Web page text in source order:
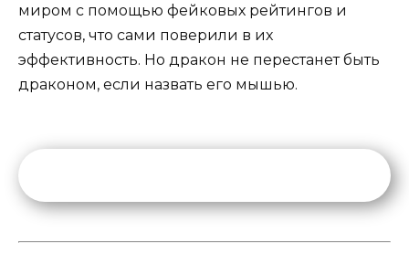
миром с помощью фейковых рейтингов и
статусов, что сами поверили в их
эффективность. Но дракон не перестанет быть
драконом, если назвать его мышью.